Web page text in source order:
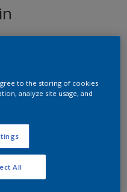
to the storing of cookies
analyze site usage, and
All